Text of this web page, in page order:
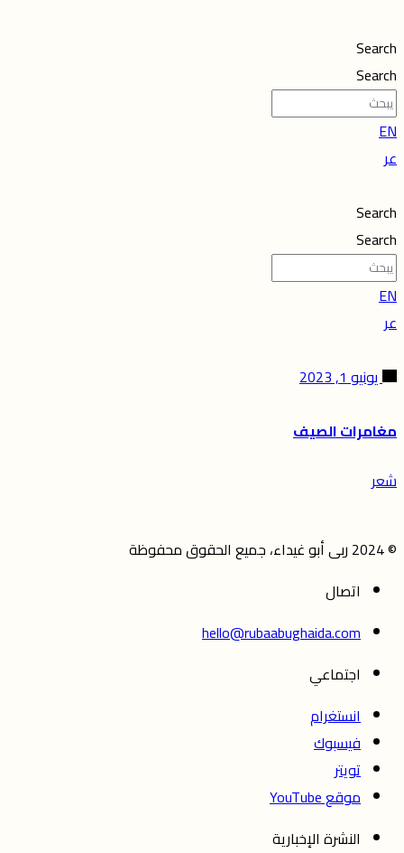
Search
Search
EN
عر
Search
Search
EN
عر
يونيو 1, 2023
مغامرات الصيف
شعر
© 2024 ربى أبو غيداء، جميع الحقوق محفوظة
اتصال
hello@rubaabughaida.com
اجتماعي
انستغرام
فيسبوك
تويتر
موقع YouTube
النشرة الإخبارية